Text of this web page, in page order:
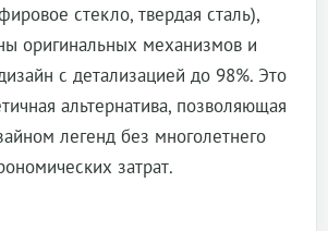
стекло, твердая сталь),
оригинальных механизмов и
с детализацией до 98%. Это
альтернатива, позволяющая
легенд без многолетнего
затрат.